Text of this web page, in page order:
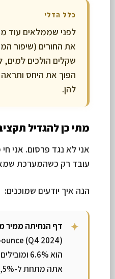
כלל הדלי
לפני שממלאים עוד
שקלים הולכים למים,
הפוך את היחס
להן.
מתי כן להגדיל
אני לא נגד פרסום. אני
עובד רק כשהמערכת
הנה איך יודעים שמוכנים:
דף הנחיתה ממיר מעל
אתה מתחת ל-5%, תתקן קודם.